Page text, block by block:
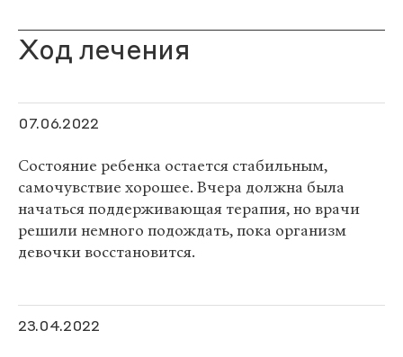
Ход лечения
07.06.2022
Состояние ребенка остается стабильным,
самочувствие хорошее. Вчера должна была
начаться поддерживающая терапия, но врачи
решили немного подождать, пока организм
девочки восстановится.
23.04.2022